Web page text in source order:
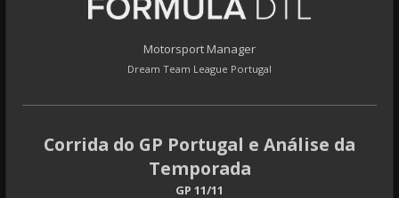
Motorsport Manager
Dream Team League Portugal
Corrida do GP Portugal e Análise da
Temporada
GP 11/11